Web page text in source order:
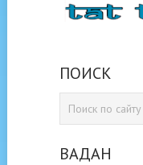
ПОИСК
ВАДАН